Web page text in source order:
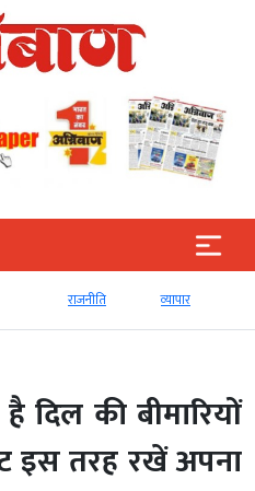
व्‍यापार टेक्‍नोलॉजी
दिल की बीमारियों
इस तरह रखें अपना